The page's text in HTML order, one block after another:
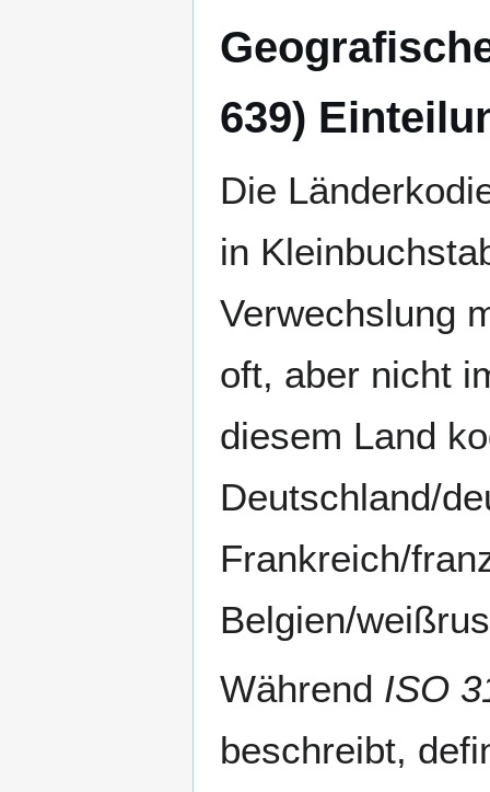
639)
Die
in
Verwechslung
oft, aber nicht
diesem Land
Deutschland/
Frankreich/
Belgien/
Während ISO
beschreibt,